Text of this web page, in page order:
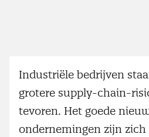
Industriële bedrijven
grotere supply-chain-
tevoren. Het goede
ondernemingen zijn zich